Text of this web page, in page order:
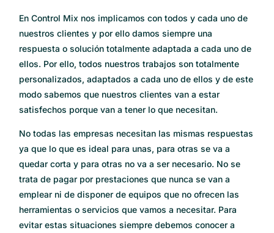
En Control Mix nos implicamos con todos y cada uno de
nuestros clientes y por ello damos siempre una
respuesta o solución totalmente adaptada a cada uno de
ellos. Por ello, todos nuestros trabajos son totalmente
personalizados, adaptados a cada uno de ellos y de este
modo sabemos que nuestros clientes van a estar
satisfechos porque van a tener lo que necesitan.
No todas las empresas necesitan las mismas respuestas
ya que lo que es ideal para unas, para otras se va a
quedar corta y para otras no va a ser necesario. No se
trata de pagar por prestaciones que nunca se van a
emplear ni de disponer de equipos que no ofrecen las
herramientas o servicios que vamos a necesitar. Para
evitar estas situaciones siempre debemos conocer a